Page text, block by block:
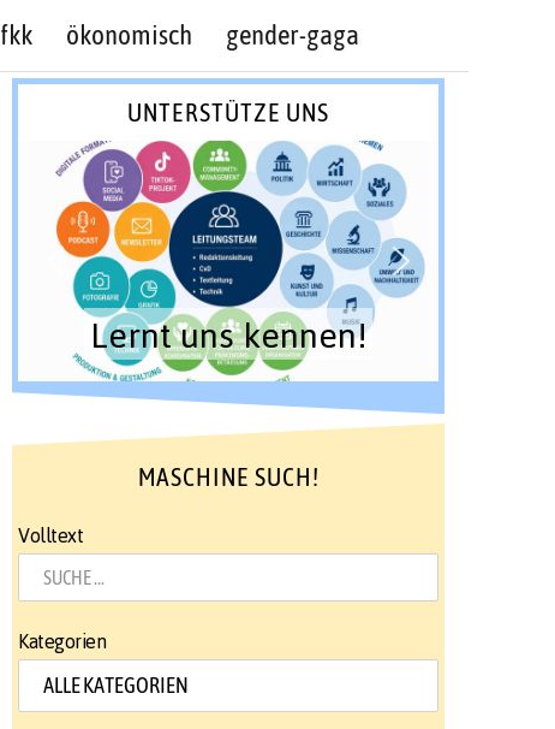
fkk ökonomisch gender-gaga
UNTERSTÜTZE UNS
Lernt uns kennen!
MASCHINE SUCH!
Volltext
Kategorien